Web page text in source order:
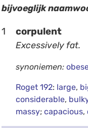
bijvoeglijk
1 corpulent
Excessively fat.
synoniemen:
Roget 192: large,
considerable,
massy; capacious,